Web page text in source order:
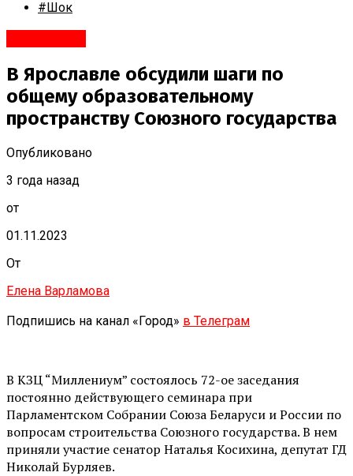
#Шок
В Ярославле обсудили шаги по
общему образовательному
пространству Союзного государства
Опубликовано
3 года назад
от
01.11.2023
От
Елена Варламова
Подпишись на канал «Город» в Телеграм
В КЗЦ “Миллениум” состоялось 72-ое заседания
постоянно действующего семинара при
Парламентском Собрании Союза Беларуси и России по
вопросам строительства Союзного государства. В нем
приняли участие сенатор Наталья Косихина, депутат ГД
Николай Бурляев.